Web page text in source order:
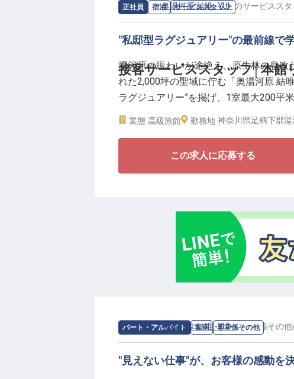
【「邑（むら）をつくる」一員として、
2009年の開業以来、奥湯河原の地でた
YUI-。本館リニューアル後の新しい体験
アを積める環境です。
【働く環境のポイント】
・月給280,000円〜350,000円
・寮補助あり（月上限30,000円）
正社員 宿泊 サービススタッフ
接客サービススタッフ│本館
求人情報：奥湯河原 結唯 -YUI- のサービススタ
"私邸型ラグジュアリー"の最前線で
湯河原の賑わいが途絶え、原生林の息
れた2,000坪の聖域に佇む「奥湯河原 結
ラグジュアリー”を掲げ、1室最大200平
静謐の中で、お客様の人生に深く刻まれ
1フロア1室の独立性を備えた「瀬音」
「翠林」。全室に備わる客室温泉と専
所作が、都市型ホテルでは味わえない“
【万葉の古湯と建築美に抱かれ、プロと
2009年の開業より、この地の自然と共
格あるプロフェッショナル”へと段階的に
【働く環境のポイント】
・月給223,000円〜400,000円
業態 高級旅館 勤務地 神奈川県足柄下郡
この求人に応募する
パート・アルバイト 客室 客室係その他
求人情報：奥湯河原 結唯 -YUI-の客室係その他
"見えない仕事"が、お客様の感動を